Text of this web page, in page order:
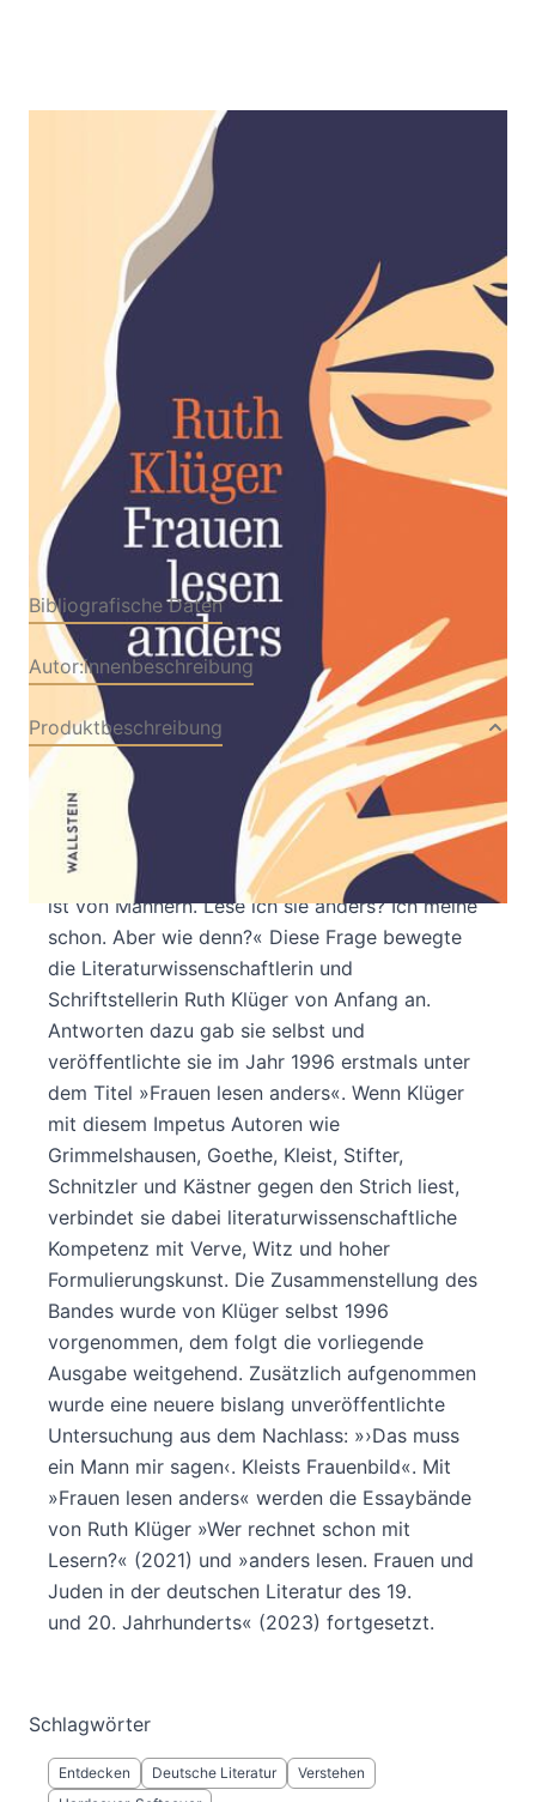
Frauen lesen anders
Zur Wunschliste hinzufügen
Ruth Klüger
Verlag: Wallstein
Erfolgstitel - Belletristik und
Sachbuch
11.09.2024
Buch 264 Seiten
Hardcover
ISBN: 978-3-
83535668-9
Bibliografische Daten
Autor:innenbeschreibung
Produktbeschreibung
Herausragende literaturwissenschaftliche
Kompetenz in Verbindung mit Verve, Witz und
großartiger Formulierungskunst. Ein originelles
Vergnügen! »Die meiste Literatur, die ich kenne,
ist von Männern. Lese ich sie anders? Ich meine
schon. Aber wie denn?« Diese Frage bewegte
die Literaturwissenschaftlerin und
Schriftstellerin Ruth Klüger von Anfang an.
Antworten dazu gab sie selbst und
veröffentlichte sie im Jahr 1996 erstmals unter
dem Titel »Frauen lesen anders«. Wenn Klüger
mit diesem Impetus Autoren wie
Grimmelshausen, Goethe, Kleist, Stifter,
Schnitzler und Kästner gegen den Strich liest,
verbindet sie dabei literaturwissenschaftliche
Kompetenz mit Verve, Witz und hoher
Formulierungskunst. Die Zusammenstellung des
Bandes wurde von Klüger selbst 1996
vorgenommen, dem folgt die vorliegende
Ausgabe weitgehend. Zusätzlich aufgenommen
wurde eine neuere bislang unveröffentlichte
Untersuchung aus dem Nachlass: »›Das muss
ein Mann mir sagen‹. Kleists Frauenbild«. Mit
»Frauen lesen anders« werden die Essaybände
von Ruth Klüger »Wer rechnet schon mit
Lesern?« (2021) und »anders lesen. Frauen und
Juden in der deutschen Literatur des 19.
und 20. Jahrhunderts« (2023) fortgesetzt.
Schlagwörter
Entdecken Deutsche Literatur
Verstehen